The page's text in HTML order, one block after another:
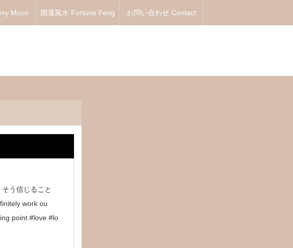
Moon 開運風水 Fortune Feng お問い合わせ Contact
う信じること
work ou
point.#love #lo